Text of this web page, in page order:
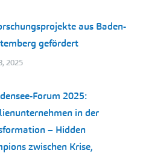
aus Baden-
gefördert
2025
Forum 2025:
in der
– Hidden
zwischen Krise,